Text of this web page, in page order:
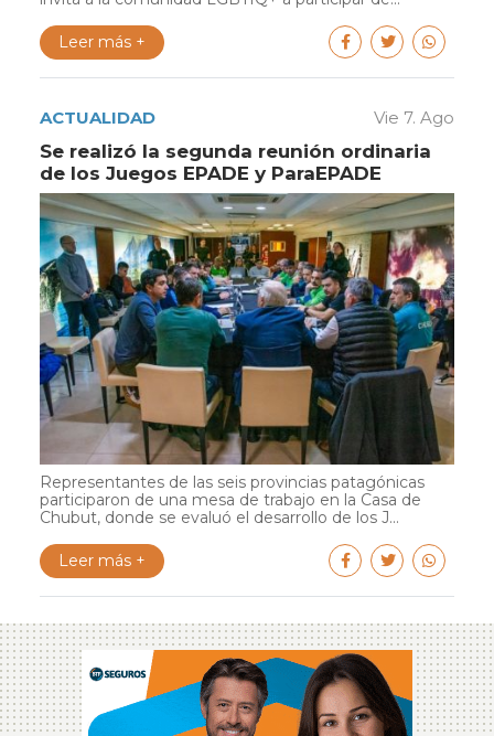
Leer más +
ACTUALIDAD Vie 7. Ago
Se realizó la segunda reunión ordinaria
de los Juegos EPADE y ParaEPADE
Representantes de las seis provincias patagónicas
participaron de una mesa de trabajo en la Casa de
Chubut, donde se evaluó el desarrollo de los J...
Leer más +